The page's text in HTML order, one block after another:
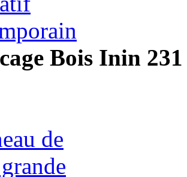
Bois Inin 231